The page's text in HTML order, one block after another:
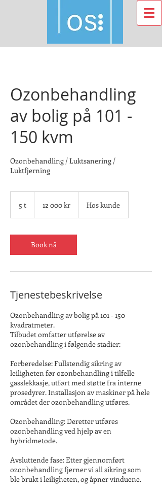
Ozonbehandling
av bolig på 101 -
150 kvm
Ozonbehandling / Luktsanering /
Luktfjerning
5 t
kroner12 000 kr Hos kunde
Book nå
Tjenestebeskrivelse
Ozonbehandling av bolig på 101 - 150
kvadratmeter.
Tilbudet omfatter utførelse av
ozonbehandling i følgende stadier:
Forberedelse: Fullstendig sikring av
leiligheten før ozonbehandling i tilfelle
gasslekkasje, utført med støtte fra interne
prosedyrer. Installasjon av maskiner på hele
området der ozonbehandling utføres.
Ozonbehandling: Deretter utføres
ozonbehandling ved hjelp av en
hybridmetode.
Avsluttende fase: Etter gjennomført
ozonbehandling fjerner vi all sikring som
ble brukt i leiligheten, og åpner vinduene.